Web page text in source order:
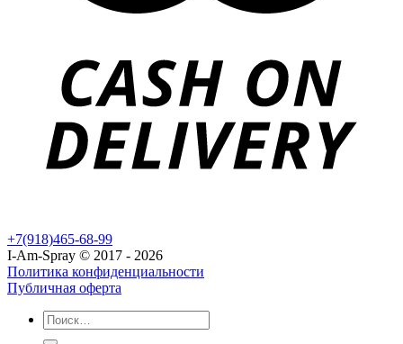
+7(918)465-68-99
I-Am-Spray © 2017 - 2026
Политика конфиденциальности
Публичная оферта